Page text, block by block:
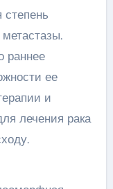
степень
раннее
ее
и
лечения рака